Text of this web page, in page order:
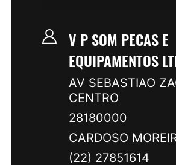
V P SOM PECAS E
EQUIPAMENTOS
AV SEBASTIAO
CENTRO
28180000
CARDOSO
(22) 27851614